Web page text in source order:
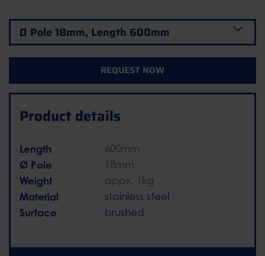
REQUEST NOW
Product details
Length 600mm
Ø Pole 18mm
Weight appx. 1kg
Material stainless steel
Surface brushed